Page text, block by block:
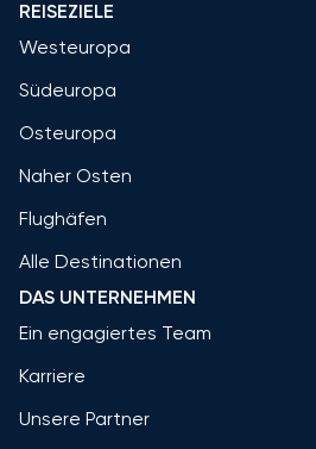
REISEZIELE
Westeuropa
Südeuropa
Osteuropa
Naher Osten
Flughäfen
Alle Destinationen
DAS UNTERNEHMEN
Ein engagiertes Team
Karriere
Unsere Partner